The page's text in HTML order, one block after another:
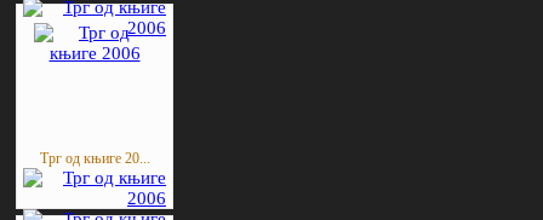
Трг од књиге 20...